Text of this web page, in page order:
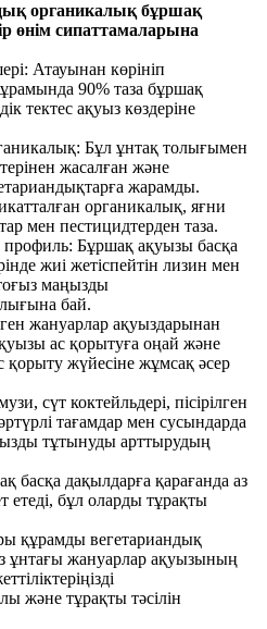
органикалық бұршақ
өнім сипаттамаларына
Атауынан көрініп
90% таза бұршақ
тектес ақуыз көздеріне
Бұл ұнтақ толығымен
жасалған және
жарамды.
органикалық, яғни
мен пестицидтерден таза.
Бұршақ ақуызы басқа
жиі жетіспейтін лизин мен
маңызды
бай.
жануарлар ақуыздарынан
ас қорытуға оңай және
қорыту жүйесіне жұмсақ әсер
сүт коктейльдері, пісірілген
тағамдар мен сусындарда
тұтынуды арттырудың
басқа дақылдарға қарағанда аз
бұл оларды тұрақты
құрамды вегетариандық
ұнтағы жануарлар ақуызының
және тұрақты тәсілін